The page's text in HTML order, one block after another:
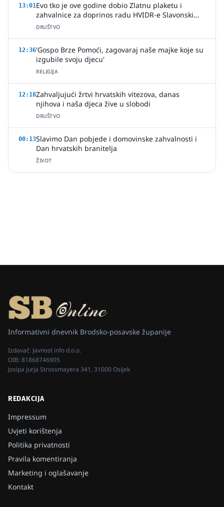
13:01Evo tko je ove godine dobio Zlatnu plaketu i
zahvalnice za doprinos radu HVIDR-e Slavonski
Brod
DRUŠTVO
12:36'Gospo Brze Pomoći, zagovaraj naše majke koje su
izgubile svoju djecu'
RELIGIJA
12:18Zahvaljujući žrtvi hrvatskih vitezova, danas
njihova i naša djeca žive u slobodi
DRUŠTVO
00:13Slavimo Dan pobjede i domovinske zahvalnosti i
Dan hrvatskih branitelja
ŽIVOT
Informativni dnevnik Brodsko-posavske županije
Izdavač: Javnost info d.o.o.
OIB:81868746905
Josipa Jurja Strossmayera 341, 31000 Osijek
REDAKCIJA
Impressum
Uvjeti korištenja
Politika privatnosti
Pravila komentiranja
Marketing i oglašavanje
Kontakt